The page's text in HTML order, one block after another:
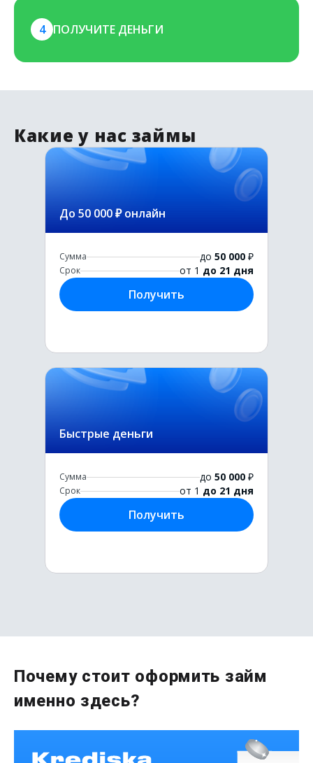
4 ПОЛУЧИТЕ ДЕНЬГИ
Какие у нас займы
До 50 000 ₽ онлайн
Сумма до 50 000 ₽
Срок от 1 до 21 дня
Получить
Быстрые деньги
Сумма до 50 000 ₽
Срок от 1 до 21 дня
Получить
Сумма
Получить
Почему стоит оформить займ
именно здесь?